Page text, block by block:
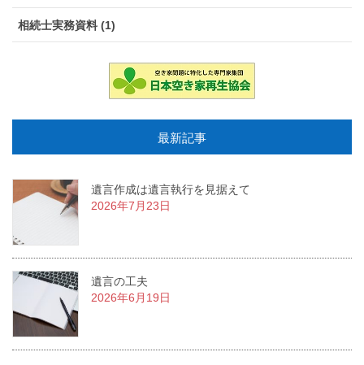
相続士実務資料 (1)
最新記事
遺言作成は遺言執行を見据えて
2026年7月23日
遺言の工夫
2026年6月19日